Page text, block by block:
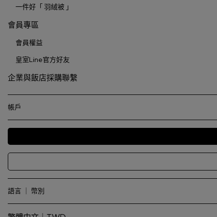
一件好「 羽絨被 」
會員專區
會員權益
皇室Line官方好友
企業與飯店採購聯繫
帳戶
語言 ｜ 幣別